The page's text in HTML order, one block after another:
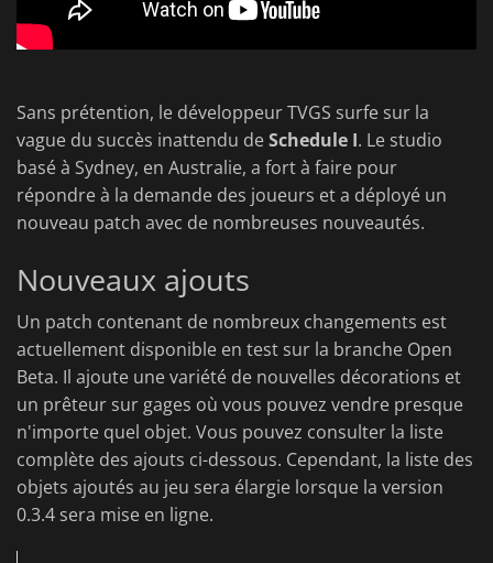
Sans prétention, le développeur TVGS surfe sur la
vague du succès inattendu deSchedule I. Le studio
basé à Sydney, en Australie, a fort à faire pour
répondre à la demande des joueurs et a déployé un
nouveau patch avec de nombreuses nouveautés.
Nouveaux ajouts
Un patch contenant de nombreux changements est
actuellement disponible en test sur la branche Open
Beta. Il ajoute une variété de nouvelles décorations et
un prêteur sur gages où vous pouvez vendre presque
n'importe quel objet. Vous pouvez consulter la liste
complète des ajouts ci-dessous. Cependant, la liste des
objets ajoutés au jeu sera élargie lorsque la version
0.3.4 sera mise en ligne.